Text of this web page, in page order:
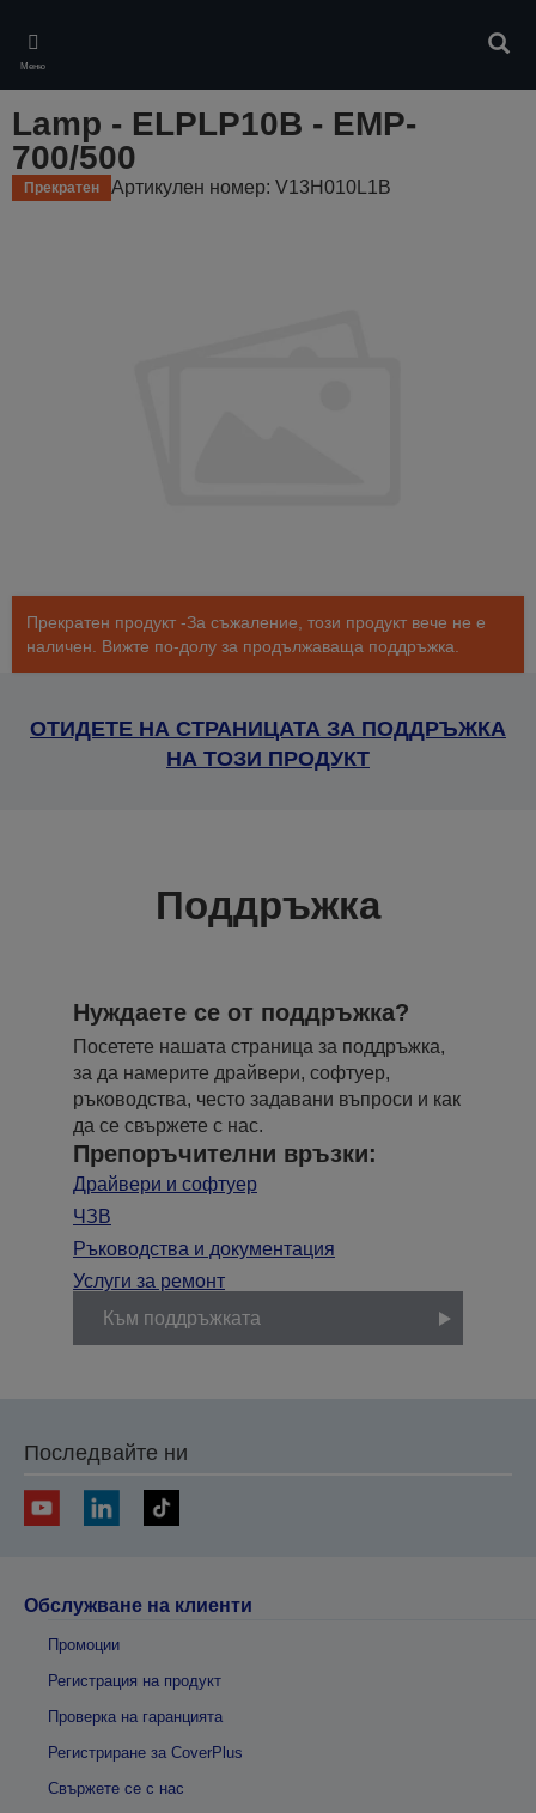
main
content
Меню
Lamp - ELPLP10B - EMP-
700/500
Прекратен Артикулен номер: V13H010L1B
Прекратен продукт -За съжаление, този продукт вече не е
наличен. Вижте по-долу за продължаваща поддръжка.
ОТИДЕТЕ НА СТРАНИЦАТА ЗА ПОДДРЪЖКА
НА ТОЗИ ПРОДУКТ
Поддръжка
Нуждаете се от поддръжка?
Посетете нашата страница за поддръжка,
за да намерите драйвери, софтуер,
ръководства, често задавани въпроси и как
да се свържете с нас.
Препоръчителни връзки:
Драйвери и софтуер
ЧЗВ
Ръководства и документация
Услуги за ремонт
Към поддръжката
Последвайте ни
Обслужване на клиенти
Промоции
Регистрация на продукт
Проверка на гаранцията
Регистриране за CoverPlus
Свържете се с нас